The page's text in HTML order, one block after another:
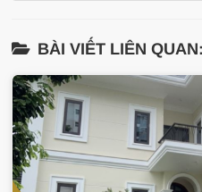
BÀI VIẾT LIÊN QUAN: